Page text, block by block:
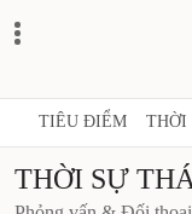
TIÊU ĐIỂM THỜI
THỜI SỰ